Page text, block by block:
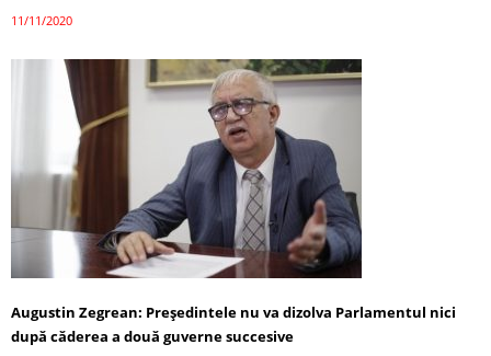
11/11/2020
Augustin Zegrean: Președintele nu va dizolva Parlamentul nici
după căderea a două guverne succesive